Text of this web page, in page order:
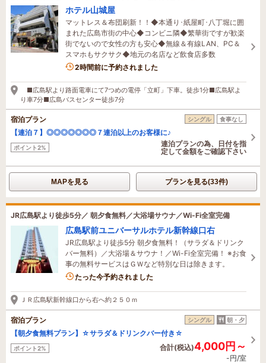
ホテル山城屋
マットレス＆布団刷新！！◆本通り･紙屋町･八丁堀に囲
まれた広島市街の中心◆コンビニ隣◆繁華街ですが歓楽
街でないので女性の方も安心◆無線＆有線LAN、PC＆
スマホもサクサク◆地元の名店など飲食店多数
2時間前に予約されました
■広島駅より路面電車にて7つめの電停「立町」下車。徒歩1分■広島駅よ
り車7分■広島バスセンター徒歩7分
宿泊プラン シングル 食事なし
【連泊７】◎◎◎◎◎◎◎７連泊以上のお客様に♪
ポイント2%
連泊プランの為、日付を指
定して金額をご確認下さい
MAPを見る プランを見る(33件)
JR広島駅より徒歩5分／ 朝夕食無料／大浴場サウナ／Wi-Fi全室完備
広島駅前ユニバーサルホテル新幹線口右
JR広島駅より徒歩5分 朝夕食無料！（サラダ＆ドリンク
バー無料）／大浴場＆サウナ！／Wi-Fi全室完備！ ※お食
事の無料サービスはＧＷなど特別な日は除きます。
たった今予約されました
ＪＲ広島駅新幹線口から右へ約２５０ｍ
宿泊プラン シングル 朝・夕
【朝夕食無料プラン】☆サラダ＆ドリンクバー付き☆
ポイント2% 合計(税込)4,000円～
-円/室